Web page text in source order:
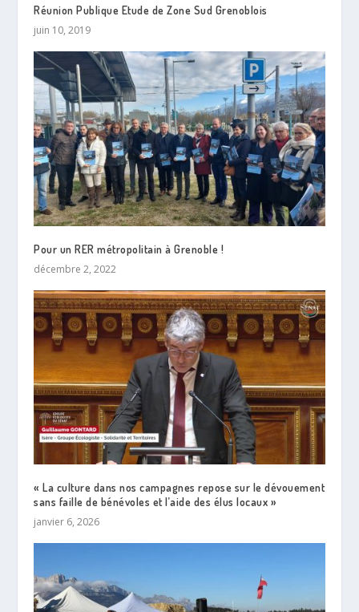
Réunion Publique Etude de Zone Sud Grenoblois
juin 10, 2019
Pour un RER métropolitain à Grenoble !
décembre 2, 2022
« La culture dans nos campagnes repose sur le dévouement
sans faille de bénévoles et l’aide des élus locaux »
janvier 6, 2026